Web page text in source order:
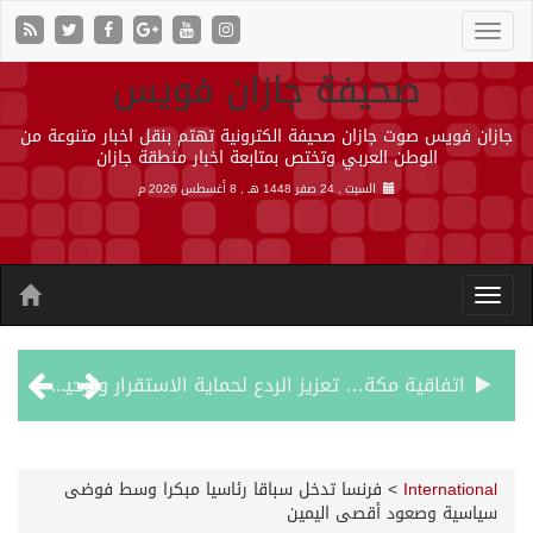
صحيفة جازان فويس
جازان فويس صوت جازان صحيفة الكترونية تهتم بنقل اخبار متنوعة من
الوطن العربي وتختص بمتابعة اخبار منطقة جازان
السبت , 24 صفر 1448 هـ , 8 أغسطس 2026 م
اتفاقية مكة… تعزيز الردع لحماية الاستقرار وترحيب اقليمي ودولي بها
International
> فرنسا تدخل سباقا رئاسيا مبكرا وسط فوضى
سياسية وصعود أقصى اليمين